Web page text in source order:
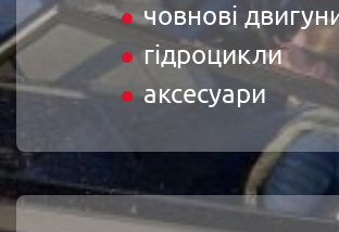
човнові
гідроцикли
аксесуари